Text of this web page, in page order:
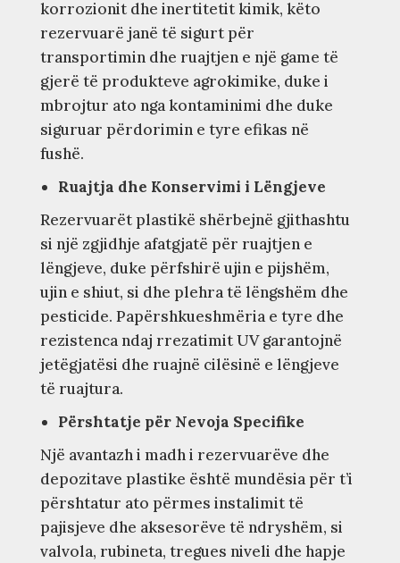
korrozionit dhe inertitetit kimik, këto
rezervuarë janë të sigurt për
transportimin dhe ruajtjen e një game të
gjerë të produkteve agrokimike, duke i
mbrojtur ato nga kontaminimi dhe duke
siguruar përdorimin e tyre efikas në
fushë.
Ruajtja dhe Konservimi i Lëngjeve
Rezervuarët plastikë shërbejnë gjithashtu
si një zgjidhje afatgjatë për ruajtjen e
lëngjeve, duke përfshirë ujin e pijshëm,
ujin e shiut, si dhe plehra të lëngshëm dhe
pesticide. Papërshkueshmëria e tyre dhe
rezistenca ndaj rrezatimit UV garantojnë
jetëgjatësi dhe ruajnë cilësinë e lëngjeve
të ruajtura.
Përshtatje për Nevoja Specifike
Një avantazh i madh i rezervuarëve dhe
depozitave plastike është mundësia për t’i
përshtatur ato përmes instalimit të
pajisjeve dhe aksesorëve të ndryshëm, si
valvola, rubineta, tregues niveli dhe hapje